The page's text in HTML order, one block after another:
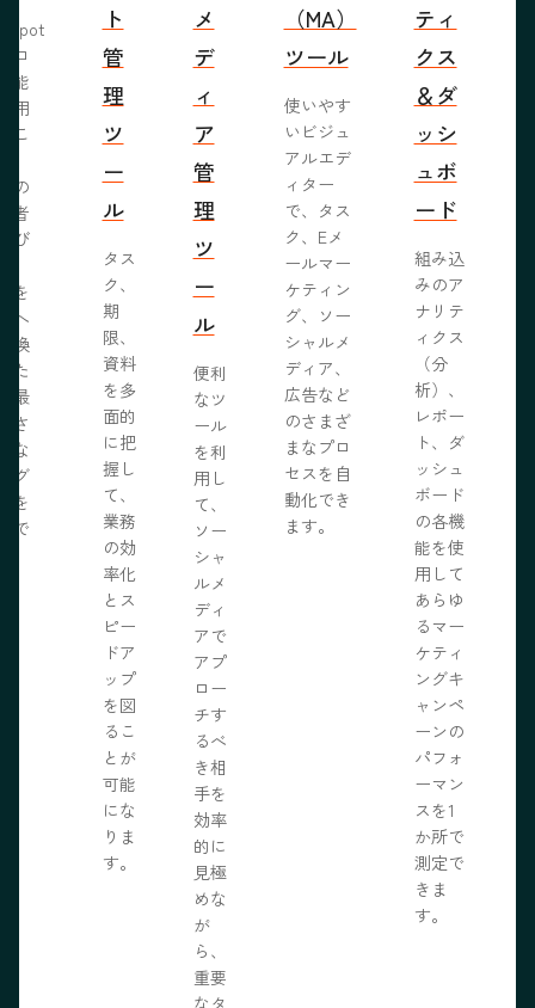
ロ
能
用
こ
の
者
び
を
へ
換
た
最
さ
な
グ
を
で
ト
管
理
ツ
ー
ル
タス
ク、
期
限、
資料
を多
面的
に把
握し
て、
業務
の効
率化
とス
ピー
ドア
ップ
を図
るこ
とが
可能
にな
りま
す。
メ
デ
ィ
ア
管
理
ツ
ー
ル
便利
なツ
ール
を利
用し
て、
ソー
シャ
ルメ
ディ
アで
アプ
ロー
チす
るべ
き相
手を
効率
的に
見極
めな
が
ら、
重要
なタ
（MA）
ツール
使いやす
いビジュ
アルエデ
ィター
で、タス
ク、Eメ
ールマー
ケティン
グ、ソー
シャルメ
ディア、
広告など
のさまざ
まなプロ
セスを自
動化でき
ます。
ティ
クス
＆ダ
ッシ
ュボ
ード
組み込
みのア
ナリテ
ィクス
（分
析）、
レポー
ト、ダ
ッシュ
ボード
の各機
能を使
用して
あらゆ
るマー
ケティ
ングキ
ャンペ
ーンの
パフォ
ーマン
スを1
か所で
測定で
きま
す。